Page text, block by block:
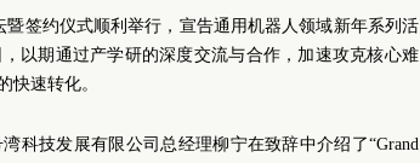
签约仪式顺利举行，宣告通用机器人领域新年系列活
以期通过产学研的深度交流与合作，加速攻克核心难
快速转化。
科技发展有限公司总经理柳宁在致辞中介绍了“Grand